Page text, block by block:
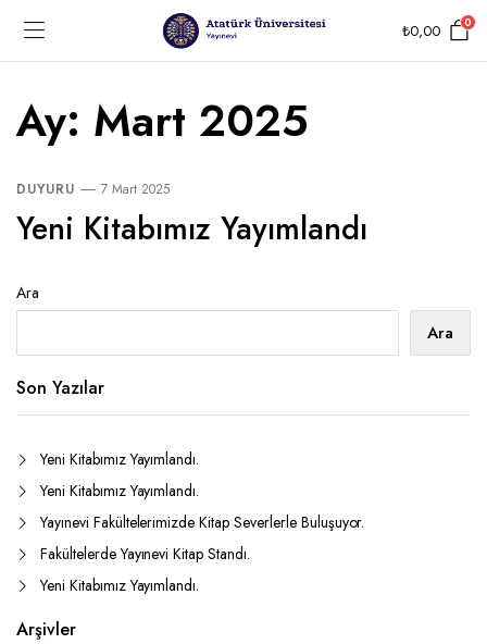
₺0,00 0
Ay: Mart 2025
DUYURU 7 Mart 2025
Yeni Kitabımız Yayımlandı
Ara
Ara
Son Yazılar
Yeni Kitabımız Yayımlandı.
Yeni Kitabımız Yayımlandı.
Yayınevi Fakültelerimizde Kitap Severlerle Buluşuyor.
Fakültelerde Yayınevi Kitap Standı.
Yeni Kitabımız Yayımlandı.
Arşivler